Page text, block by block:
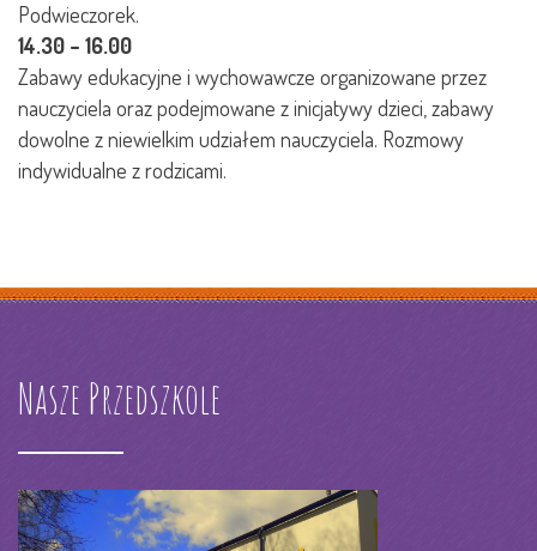
Podwieczorek.
14.30 – 16.00
Zabawy edukacyjne i wychowawcze organizowane przez
nauczyciela oraz podejmowane z inicjatywy dzieci, zabawy
dowolne z niewielkim udziałem nauczyciela. Rozmowy
indywidualne z rodzicami.
Nasze Przedszkole